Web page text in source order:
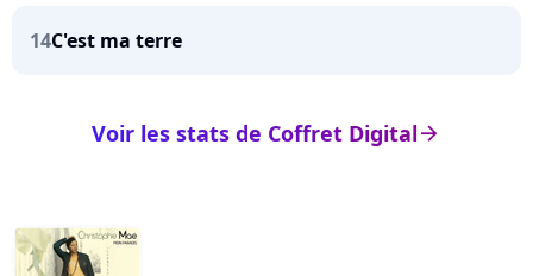
14C'est ma terre
arrow_right
Voir les stats de Coffret Digital